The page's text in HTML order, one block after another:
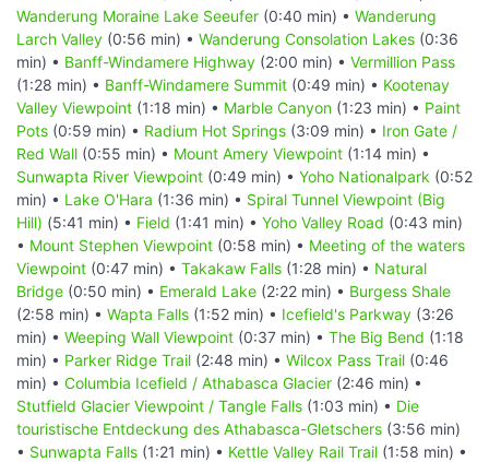
Wanderung Moraine Lake Seeufer (0:40 min) • Wanderung
Larch Valley (0:56 min) • Wanderung Consolation Lakes (0:36
min) • Banff-Windamere Highway (2:00 min) • Vermillion Pass
(1:28 min) • Banff-Windamere Summit (0:49 min) • Kootenay
Valley Viewpoint (1:18 min) • Marble Canyon (1:23 min) • Paint
Pots (0:59 min) • Radium Hot Springs (3:09 min) • Iron Gate /
Red Wall (0:55 min) • Mount Amery Viewpoint (1:14 min) •
Sunwapta River Viewpoint (0:49 min) • Yoho Nationalpark (0:52
min) • Lake O'Hara (1:36 min) • Spiral Tunnel Viewpoint (Big
Hill) (5:41 min) • Field (1:41 min) • Yoho Valley Road (0:43 min)
• Mount Stephen Viewpoint (0:58 min) • Meeting of the waters
Viewpoint (0:47 min) • Takakaw Falls (1:28 min) • Natural
Bridge (0:50 min) • Emerald Lake (2:22 min) • Burgess Shale
(2:58 min) • Wapta Falls (1:52 min) • Icefield's Parkway (3:26
min) • Weeping Wall Viewpoint (0:37 min) • The Big Bend (1:18
min) • Parker Ridge Trail (2:48 min) • Wilcox Pass Trail (0:46
min) • Columbia Icefield / Athabasca Glacier (2:46 min) •
Stutfield Glacier Viewpoint / Tangle Falls (1:03 min) • Die
touristische Entdeckung des Athabasca-Gletschers (3:56 min)
• Sunwapta Falls (1:21 min) • Kettle Valley Rail Trail (1:58 min) •